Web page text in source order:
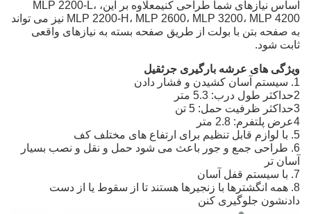
اساس نیازهای شما طراحی کنیمعلاوه بر این، MLP 2200-L،
MLP 2200-H، MLP 2600، MLP 3200، MLP 4200 نیز می تواند
به صفحه بتن با بولت از طریق صفحه بسته به نیازهای واقعی
ثابت شود.
ویژگی های عرشه بارگیری جرثقیل
1. سيستم آسان کشيدن و فشار دادن
2حداکثر طول درب: 5.3 متر
3حداکثر ظرفیت حمل: 5 تن
4عرض پلتفرم: 2.8 متر
5. با لوازم قابل تنظیم برای ارتفاع های مختلف کف
6. طراحی جمع و جور باعث می شود حمل و نقل و نصب بسیار
آسان تر
7. با سیستم قفل آسان
8. همه انگشترها با زنجيرها هستند تا از سقوط يا از دست
دادنشون جلوگیری کنن